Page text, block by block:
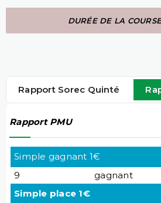
DURÉE DE LA
Rapport Sorec Quinté
Rapport PMU
Simple gagnant 1€
9
gagnant
Simple place 1€